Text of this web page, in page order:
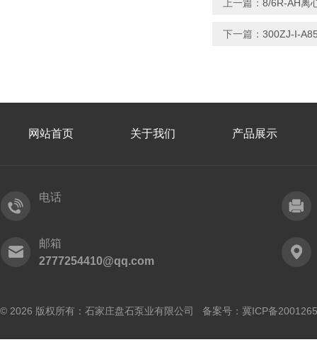
上一篇： 8/6R-AH离
下一篇： 300ZJ-I-
网站首页 关于我们 产品展示
电话
邮箱
2777254410@qq.com
© 2026 版权所有：石家庄盘石泵业有限公司 备案号： 冀ICP备